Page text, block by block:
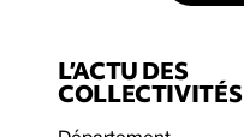
L’ACTU DES
COLLECTIVITÉS